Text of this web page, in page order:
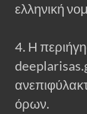
ελληνική
4. Η
όρων.